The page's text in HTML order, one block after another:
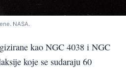
NASA.
kao NGC 4038 i NGC
koje se sudaraju 60